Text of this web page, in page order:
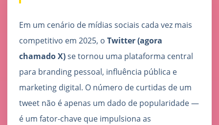
Em um cenário de mídias sociais cada vez mais
competitivo em 2025, o Twitter (agora
chamado X)se tornou uma plataforma central
para branding pessoal, influência pública e
marketing digital. O número de curtidas de um
tweet não é apenas um dado de popularidade —
é um fator-chave que impulsiona as